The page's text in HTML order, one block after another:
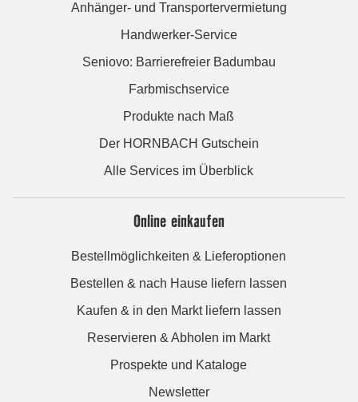
Anhänger- und Transportervermietung
Handwerker-Service
Seniovo: Barrierefreier Badumbau
Farbmischservice
Produkte nach Maß
Der HORNBACH Gutschein
Alle Services im Überblick
Online einkaufen
Bestellmöglichkeiten & Lieferoptionen
Bestellen & nach Hause liefern lassen
Kaufen & in den Markt liefern lassen
Reservieren & Abholen im Markt
Prospekte und Kataloge
Newsletter